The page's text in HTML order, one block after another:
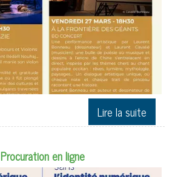
Procuration en ligne